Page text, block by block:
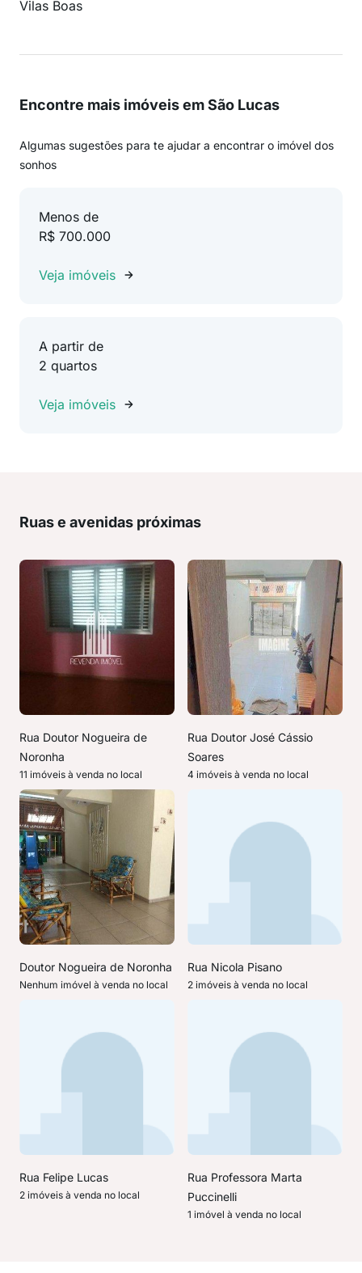
Vilas Boas
Encontre mais imóveis em São Lucas
Algumas sugestões para te ajudar a encontrar o imóvel dos
sonhos
Menos de
R$ 700.000
Veja imóveis
A partir de
2 quartos
Veja imóveis
Ruas e avenidas próximas
Rua Doutor Nogueira de
Noronha
11 imóveis à venda no local
Rua Doutor José Cássio
Soares
4 imóveis à venda no local
Doutor Nogueira de Noronha
Nenhum imóvel à venda no local
Rua Nicola Pisano
2 imóveis à venda no local
Rua Felipe Lucas
2 imóveis à venda no local
Rua Professora Marta
Puccinelli
1 imóvel à venda no local